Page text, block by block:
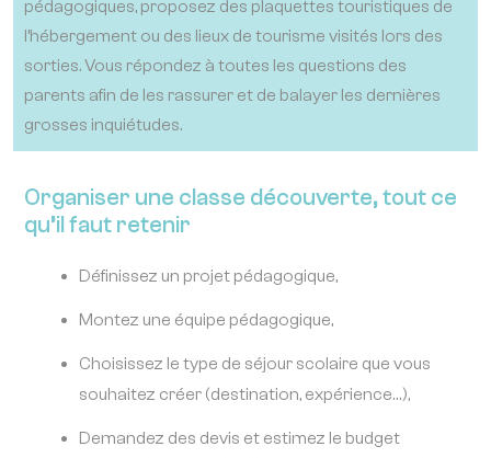
pédagogiques, proposez des plaquettes touristiques de
l’hébergement ou des lieux de tourisme visités lors des
sorties. Vous répondez à toutes les questions des
parents afin de les rassurer et de balayer les dernières
grosses inquiétudes.
Organiser une classe découverte, tout ce
qu’il faut retenir
Définissez un projet pédagogique,
Montez une équipe pédagogique,
Choisissez le type de séjour scolaire que vous
souhaitez créer (destination, expérience…),
Demandez des devis et estimez le budget